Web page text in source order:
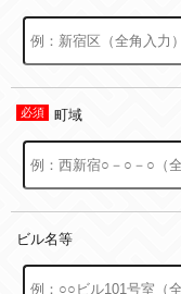
町域
ビル名等